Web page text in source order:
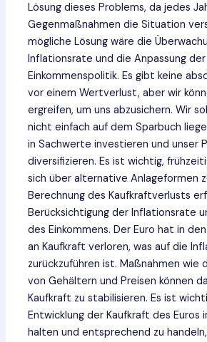
Lösung dieses Problems, da jedes
Gegenmaßnahmen die Situation
mögliche Lösung wäre die
Inflationsrate und die Anpassung der
Einkommenspolitik. Es gibt keine
vor einem Wertverlust, aber wir
ergreifen, um uns abzusichern. Wir
nicht einfach auf dem Sparbuch
in Sachwerte investieren und unser
diversifizieren. Es ist wichtig,
sich über alternative Anlageformen
Berechnung des Kaufkraftverlusts
Berücksichtigung der Inflationsrate
des Einkommens. Der Euro hat in
an Kaufkraft verloren, was auf die
zurückzuführen ist. Maßnahmen wie
von Gehältern und Preisen können
Kaufkraft zu stabilisieren. Es ist
Entwicklung der Kaufkraft des Euros
halten und entsprechend zu